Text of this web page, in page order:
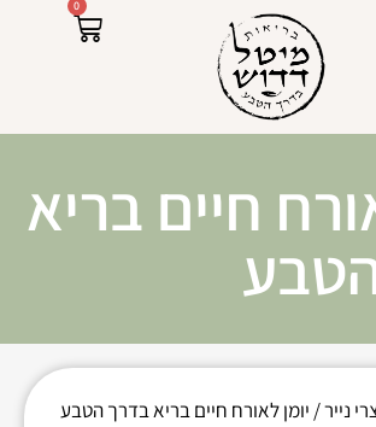
0
חיים בריא
נייר/ יומן לאורח חיים בריא בדרך הטבע